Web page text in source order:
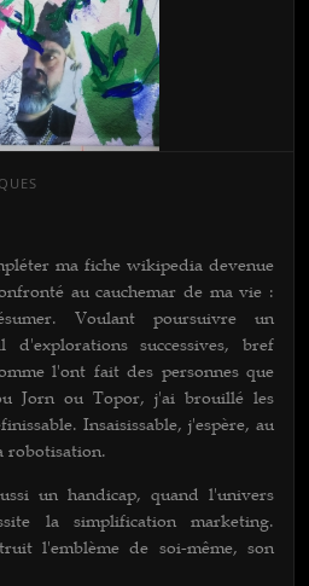
ma fiche wikipedia devenue
au cauchemar de ma vie :
Voulant poursuivre un
d'explorations successives, bref
l'ont fait des personnes que
Jorn ou Topor, j'ai brouillé les
Insaisissable, j'espère, au
robotisation.
un handicap, quand l'univers
la simplification marketing.
l'emblème de soi-même, son